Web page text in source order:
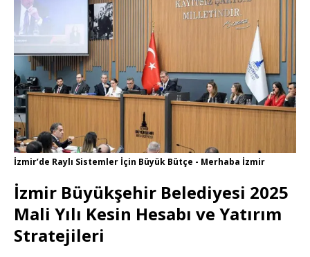
İzmir’de Raylı Sistemler İçin Büyük Bütçe - Merhaba İzmir
İzmir Büyükşehir Belediyesi 2025
Mali Yılı Kesin Hesabı ve Yatırım
Stratejileri